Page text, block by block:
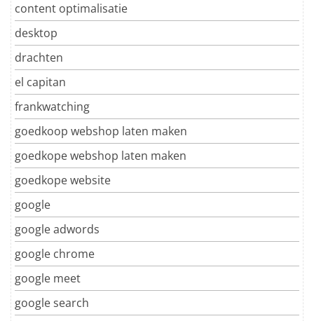
content optimalisatie
desktop
drachten
el capitan
frankwatching
goedkoop webshop laten maken
goedkope webshop laten maken
goedkope website
google
google adwords
google chrome
google meet
google search